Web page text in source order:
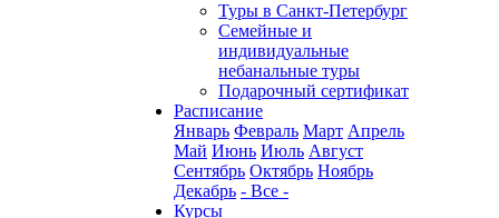
Туры в Санкт-Петербург
Семейные и
индивидуальные
небанальные туры
Подарочный сертификат
Расписание
Январь Февраль Март Апрель
Май Июнь Июль Август
Сентябрь Октябрь Ноябрь
Декабрь - Все -
Курсы